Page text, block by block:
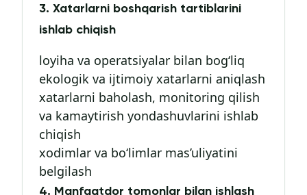
3. Xatarlarni boshqarish tartiblarini
ishlab chiqish
loyiha va operatsiyalar bilan bog‘liq
ekologik va ijtimoiy xatarlarni aniqlash
xatarlarni baholash, monitoring qilish
va kamaytirish yondashuvlarini ishlab
chiqish
xodimlar va bo‘limlar mas’uliyatini
belgilash
4. Manfaatdor tomonlar bilan ishlash